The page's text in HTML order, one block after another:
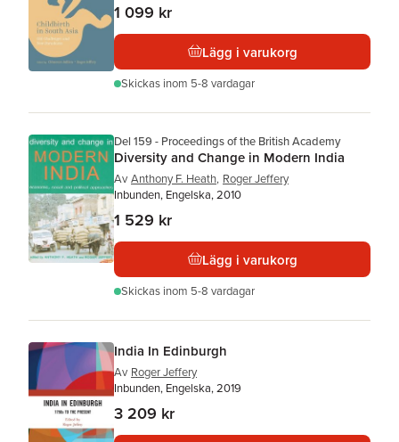
1 099 kr
Lägg i varukorg
Skickas inom 5-8 vardagar
Del 159 - Proceedings of the British Academy
Diversity and Change in Modern India
Av Anthony F. Heath, Roger Jeffery
Inbunden, Engelska, 2010
1 529 kr
Lägg i varukorg
Skickas inom 5-8 vardagar
India In Edinburgh
Av Roger Jeffery
Inbunden, Engelska, 2019
3 209 kr